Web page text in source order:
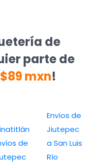
de
parte de
mxn!
de
Envíos de
Jiutepec
a San Luis
Río